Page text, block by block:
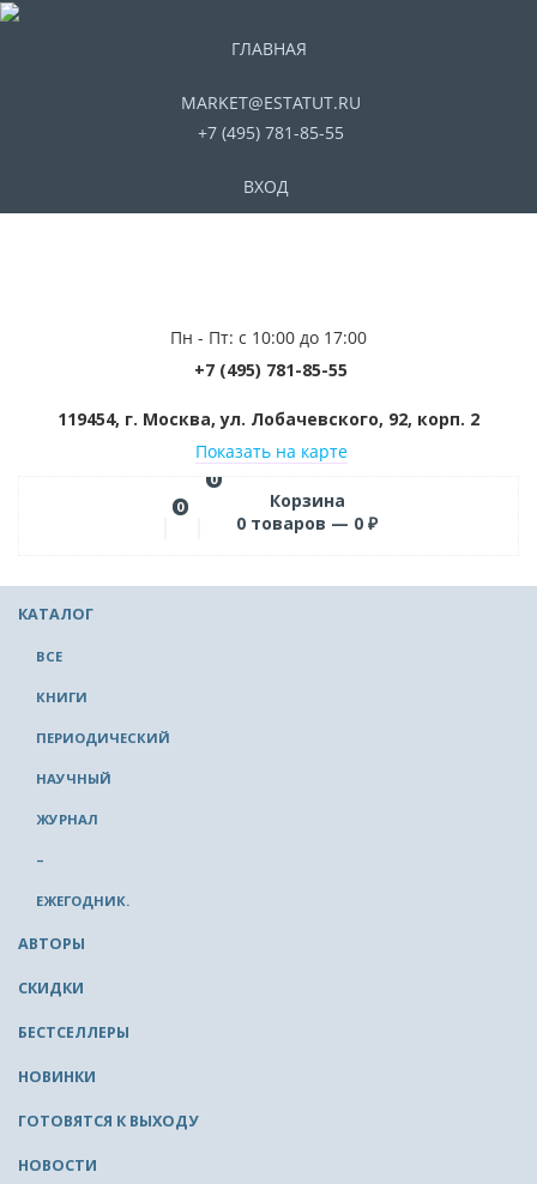
ГЛАВНАЯ
MARKET@ESTATUT.RU
+7 (495) 781-85-55
ВХОД
Пн - Пт: с 10:00 до 17:00
+7 (495) 781-85-55
119454, г. Москва, ул. Лобачевского, 92, корп. 2
Показать на карте
0
0
Корзина
0 товаров — 0 ₽
КАТАЛОГ
ВСЕ
КНИГИ
ПЕРИОДИЧЕСКИЙ
НАУЧНЫЙ
ЖУРНАЛ
–
ЕЖЕГОДНИК.
АВТОРЫ
СКИДКИ
БЕСТСЕЛЛЕРЫ
НОВИНКИ
ГОТОВЯТСЯ К ВЫХОДУ
НОВОСТИ